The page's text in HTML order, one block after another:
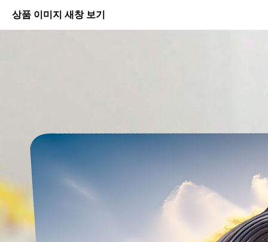
상품 이미지 새창 보기